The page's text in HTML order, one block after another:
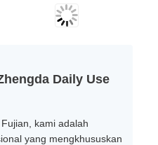
Daily Use
kami adalah
yang mengkhususkan